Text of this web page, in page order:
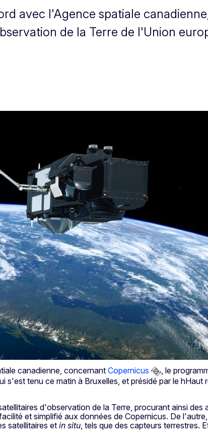
avec l'Agence spatiale
de la Terre de l'Union
canadienne, concernant Copernicus
, le
s'est tenu ce matin à Bruxelles, et présidé par le
d'observation de la Terre, procurant ainsi
et simplifié aux données de Copernicus. De
satellitaires et in situ, tels que des capteurs terrestres.